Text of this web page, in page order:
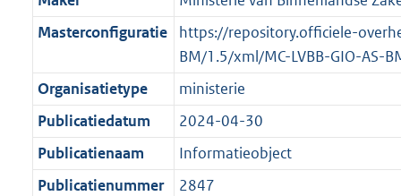
f
o
m
a
a
t
n
f
r
m
a
a
t
e
k
n
d
t
t
e
:
2
K
b
Masterconfiguratie
https://repository.officiele-
BM/1.5/xml/MC-LVBB-GIO-AS-
Organisatietype
ministerie
Publicatiedatum
2024-04-30
Publicatienaam
Informatieobject
Publicatienummer
2847